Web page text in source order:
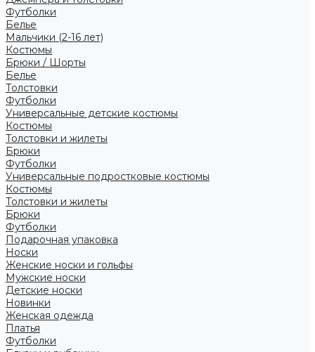
Футболки
Белье
Мальчики (2-16 лет)
Костюмы
Брюки / Шорты
Белье
Толстовки
Футболки
Универсальные детские костюмы
Костюмы
Толстовки и жилеты
Брюки
Футболки
Универсальные подростковые костюмы
Костюмы
Толстовки и жилеты
Брюки
Футболки
Подарочная упаковка
Носки
Женские носки и гольфы
Мужские носки
Детские носки
Новинки
Женская одежда
Платья
Футболки